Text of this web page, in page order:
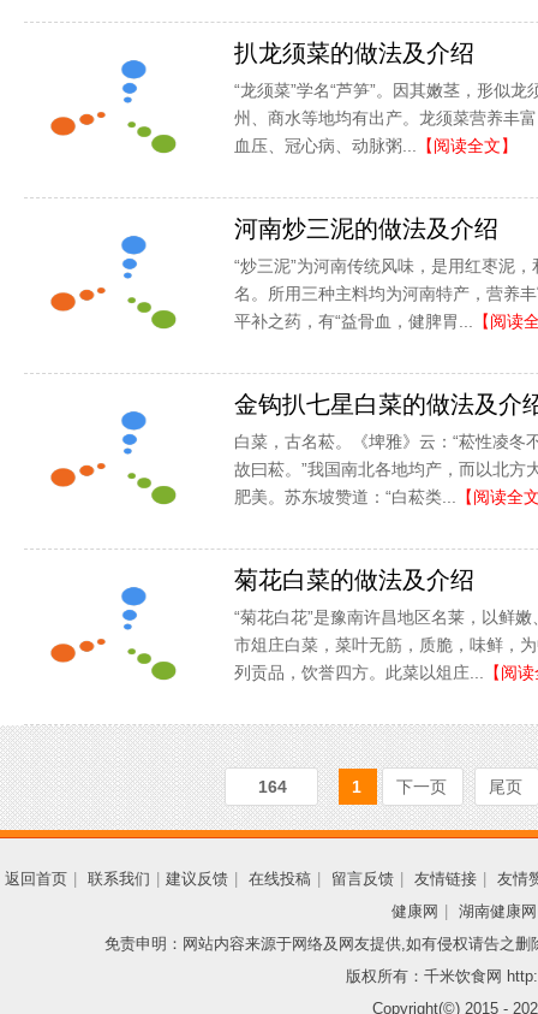
扒龙须菜的做法及介绍
“龙须菜”学名“芦笋”。因其嫩茎，形似龙
州、商水等地均有出产。龙须菜营养丰
血压、冠心病、动脉粥...
【阅读全文】
河南炒三泥的做法及介绍
“炒三泥”为河南传统风味，是用红枣泥
名。所用三种主料均为河南特产，营养
平补之药，有“益骨血，健脾胃...
【阅读
金钩扒七星白菜的做法及介
白菜，古名菘。《埤雅》云：“菘性凌冬
故曰菘。”我国南北各地均产，而以北方
肥美。苏东坡赞道：“白菘类...
【阅读全
菊花白菜的做法及介绍
“菊花白花”是豫南许昌地区名莱，以鲜
市俎庄白菜，菜叶无筋，质脆，味鲜，
列贡品，饮誉四方。此菜以俎庄...
【阅
164 1 下一页 尾页
返回首页 联系我们 建议反馈 在线投稿 留言反馈 友情链接
友情
健康网
湖南健康网
免责申明：网站内容来源于网络及网友提供,如有侵权请告之
版权所有：千米饮食网
Copyright(©) 2015 -